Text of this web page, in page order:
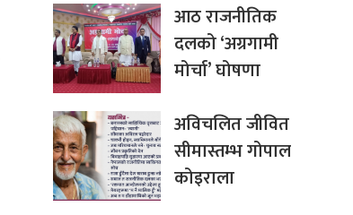
आठ राजनीतिक
दलको ‘अग्रगामी
मोर्चा’ घोषणा
अविचलित जीवित
सीमास्तम्भ गोपाल
कोइराला